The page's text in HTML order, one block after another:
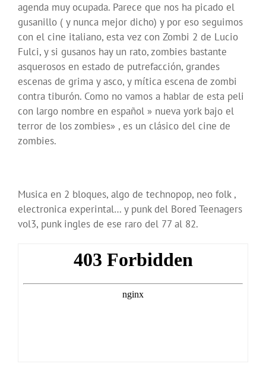
agenda muy ocupada. Parece que nos ha picado el
gusanillo ( y nunca mejor dicho) y por eso seguimos
con el cine italiano, esta vez con Zombi 2 de Lucio
Fulci, y si gusanos hay un rato, zombies bastante
asquerosos en estado de putrefacción, grandes
escenas de grima y asco, y mítica escena de zombi
contra tiburón. Como no vamos a hablar de esta peli
con largo nombre en español » nueva york bajo el
terror de los zombies» , es un clásico del cine de
zombies.
Musica en 2 bloques, algo de technopop, neo folk ,
electronica experintal… y punk del Bored Teenagers
vol3, punk ingles de ese raro del 77 al 82.